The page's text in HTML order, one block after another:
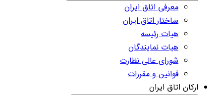
معرفی اتاق ایران
ساختار اتاق ایران
هیات رئیسه
هیات نمایندگان
شورای عالی نظارت
قوانین و مقررات
ارکان اتاق ایران